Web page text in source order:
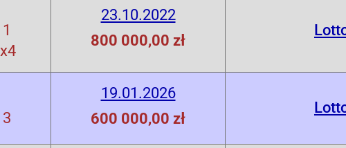
23.10.2022
800 000,00 zł
19.01.2026
600 000,00 zł